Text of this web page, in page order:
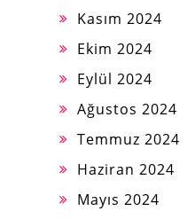
Kasım 2024
Ekim 2024
Eylül 2024
Ağustos 2024
Temmuz 2024
Haziran 2024
Mayıs 2024